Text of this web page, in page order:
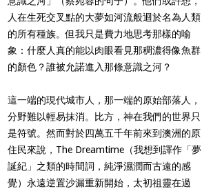
人在生死交叉點的大夢如河流般迴於名為人類
的所有種族。但我只是費力地思考那樣的喻
象：什麼人真的能以肉眼看見那稠濃得像魚群
的顏色？誰被允諾進入那條意識之河？
這一端的現代城市人，那一端的原始部落人，
分野難以輕易抹消。比方，神在我們的世界只
是符號。然而對於四萬五千年前來到澳洲的原
住民來說，The Dreamtime（我想到譯作「夢
誕紀」之類的時間詞，純淨濕潤而古遠的感
覺）永遠逆置沙漏重新開始，太初祖靈在過